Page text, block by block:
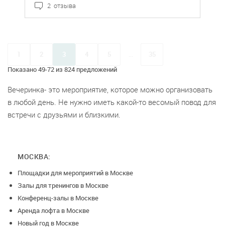
2 отзыва
Показано 49-72 из 824 предложений
3
Вечеринка- это мероприятие, которое можно организовать
в любой день. Не нужно иметь какой-то весомый повод для
встречи с друзьями и близкими.
МОСКВА:
Площадки для мероприятий в Москве
Залы для тренингов в Москве
Конференц-залы в Москве
Аренда лофта в Москве
Новый год в Москве